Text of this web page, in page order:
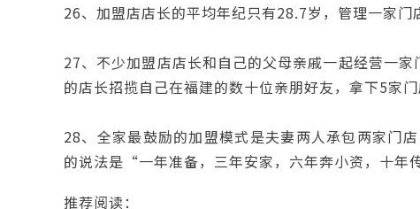
26、加盟店店长的平均年纪只有28.7岁，管理一家门
27、不少加盟店店长和自己的父母亲戚一起经营一
的店长招揽自己在福建的数十位亲朋好友，拿下5家门
28、全家最鼓励的加盟模式是夫妻两人承包两家门
的说法是“一年准备，三年安家，六年奔小资，十年
推荐阅读：